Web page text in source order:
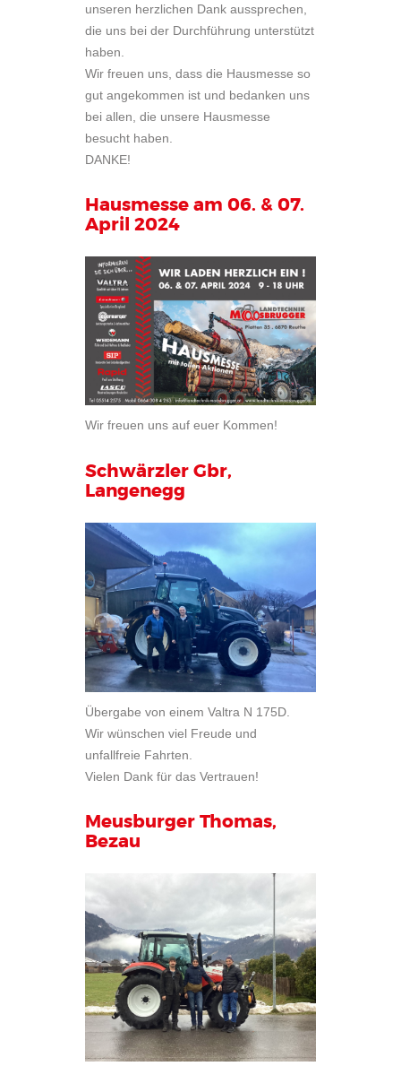
unseren herzlichen Dank aussprechen,
die uns bei der Durchführung unterstützt
haben.
Wir freuen uns, dass die Hausmesse so
gut angekommen ist und bedanken uns
bei allen, die unsere Hausmesse
besucht haben.
DANKE!
Hausmesse am 06. & 07.
April 2024
Wir freuen uns auf euer Kommen!
Schwärzler Gbr,
Langenegg
Übergabe von einem Valtra N 175D.
Wir wünschen viel Freude und
unfallfreie Fahrten.
Vielen Dank für das Vertrauen!
Meusburger Thomas,
Bezau